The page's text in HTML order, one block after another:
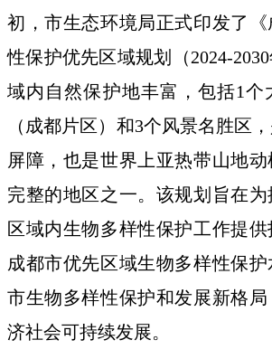
初，市生态环境局正式印发了
性保护优先区域规划（2024-
域内自然保护地丰富，包括1个
（成都片区）和3个风景名胜区
屏障，也是世界上亚热带山地
完整的地区之一。该规划旨在
区域内生物多样性保护工作提
成都市优先区域生物多样性保
市生物多样性保护和发展新格
济社会可持续发展。